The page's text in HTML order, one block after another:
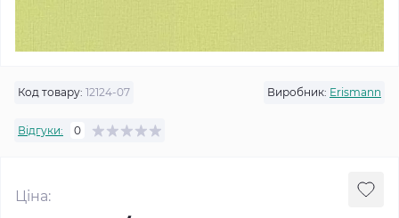
Код товару: 12124-07 Виробник: Erismann
Відгуки: 0
Ціна: